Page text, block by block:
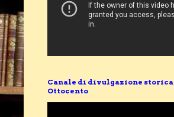
Canale di divulgazione storica
Ottocento